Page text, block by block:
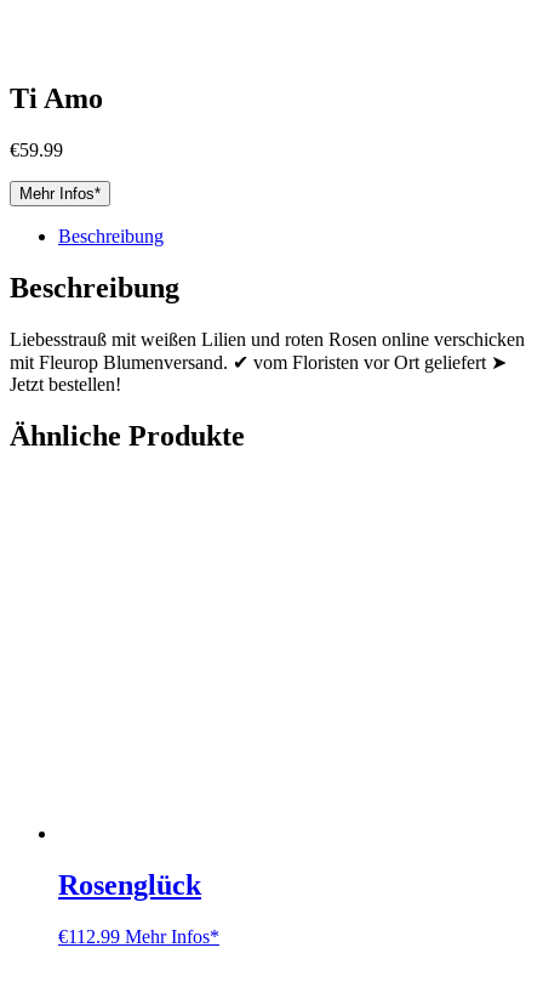
Ti Amo
€59.99
Mehr Infos*
Beschreibung
Beschreibung
Liebesstrauß mit weißen Lilien und roten Rosen online verschicken
mit Fleurop Blumenversand. ✔ vom Floristen vor Ort geliefert ➤
Jetzt bestellen!
Ähnliche Produkte
Rosenglück
€112.99 Mehr Infos*